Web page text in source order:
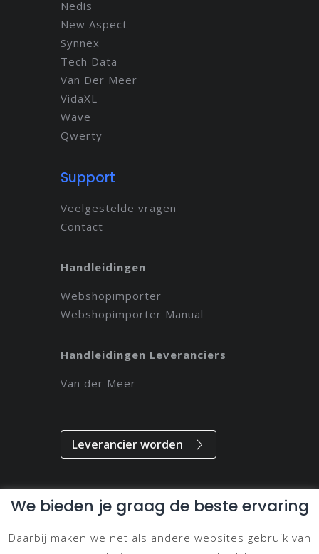
Nedis
New Aspect
Synnex
Tech Data
Van Der Meer
VidaXL
Wave
Qwerty
Support
Veelgestelde vragen
Contact
Handleidingen
Webshopimporter
Webshopimporter Manual
Handleidingen Leveranciers
Van der Meer
Leverancier worden
Alle rechten voorbehouden // 2021 // Magdeveloper
Privacy & Disclaimer
We bieden je graag de beste ervaring
Daarbij maken we net als andere websites gebruik van